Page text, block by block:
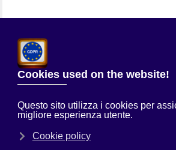
Chi Siamo
Sei qui:Home Uncategorised